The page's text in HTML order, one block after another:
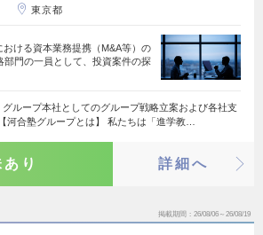
東京都
ける資本業務提携（M&A等）の
部門の一員として、投資案件の探
グループ本社としてのグループ戦略立案および各社支
河合塾グループとは】 私たちは「進学教…
り 詳細へ
掲載期間 26/08/06～26/08/19